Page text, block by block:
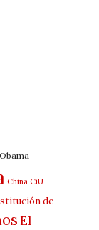
China CiU
de
El